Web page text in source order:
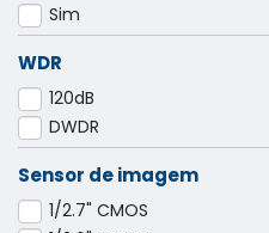
Sim
WDR
120dB
DWDR
Sensor de imagem
1/2.7" CMOS